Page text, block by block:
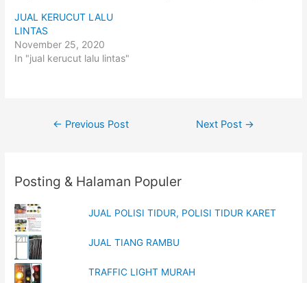
w
i
t
t
e
r
n
d
)
a
b
o
o
i
n
JUAL KERUCUT LALU
LINTAS
November 25, 2020
In "jual kerucut lalu lintas"
Post
← Previous Post Next Post →
Posting & Halaman Populer
JUAL POLISI TIDUR, POLISI TIDUR KARET
JUAL TIANG RAMBU
TRAFFIC LIGHT MURAH